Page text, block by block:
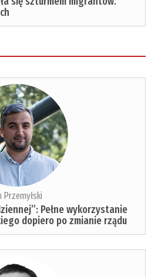
Przemyłski
Pełne wykorzystanie
dopiero po zmianie rządu